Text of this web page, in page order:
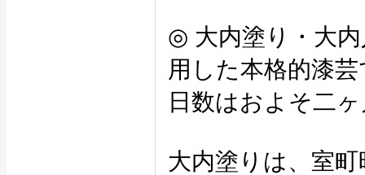
◎ 大内塗り・大
用した本格的漆
日数はおよそ二
大内塗りは、室